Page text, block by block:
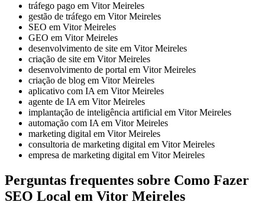
tráfego pago em Vitor Meireles
gestão de tráfego em Vitor Meireles
SEO em Vitor Meireles
GEO em Vitor Meireles
desenvolvimento de site em Vitor Meireles
criação de site em Vitor Meireles
desenvolvimento de portal em Vitor Meireles
criação de blog em Vitor Meireles
aplicativo com IA em Vitor Meireles
agente de IA em Vitor Meireles
implantação de inteligência artificial em Vitor Meireles
automação com IA em Vitor Meireles
marketing digital em Vitor Meireles
consultoria de marketing digital em Vitor Meireles
empresa de marketing digital em Vitor Meireles
Perguntas frequentes sobre Como Fazer
SEO Local em Vitor Meireles